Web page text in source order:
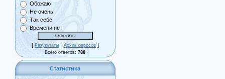
Обожаю
Не очень
Так себе
Времени нет
[ Результаты · Архив опросов ]
Всего ответов:788
Статистика